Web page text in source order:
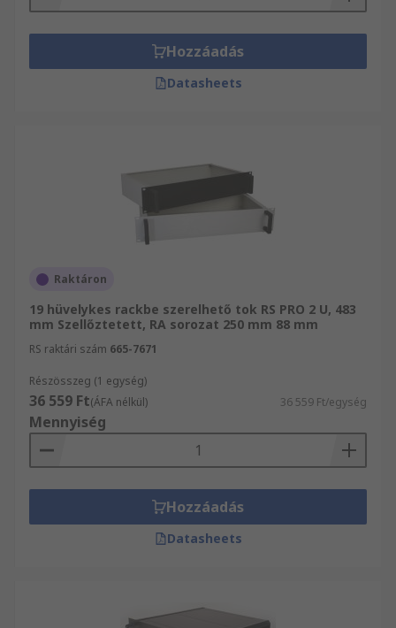
Hozzáadás
Datasheets
Raktáron
19 hüvelykes rackbe szerelhető tok RS PRO 2 U, 483
mm Szellőztetett, RA sorozat 250 mm 88 mm
RS raktári szám 665-7671
Részösszeg (1 egység)
36 559 Ft(ÁFA nélkül) 36 559 Ft/egység
Mennyiség
Hozzáadás
Datasheets